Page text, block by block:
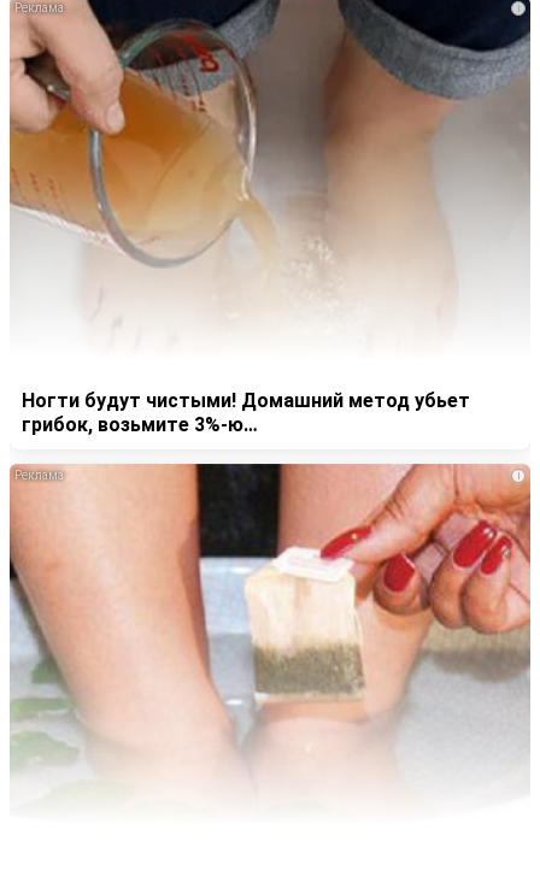
i
Ногти будут чистыми! Домашний метод убьет
грибок, возьмите 3%-ю…
i